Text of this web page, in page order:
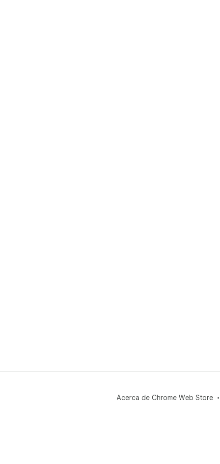
Acerca de Chrome Web Store